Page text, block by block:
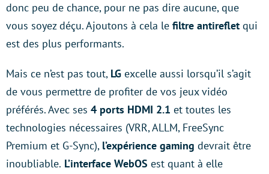
donc peu de chance, pour ne pas dire aucune, que
vous soyez déçu. Ajoutons à cela le filtre antireflet qui
est des plus performants.
Mais ce n’est pas tout, LG excelle aussi lorsqu’il s’agit
de vous permettre de profiter de vos jeux vidéo
préférés. Avec ses 4 ports HDMI 2.1 et toutes les
technologies nécessaires (VRR, ALLM, FreeSync
Premium et G-Sync), l’expérience gaming devrait être
inoubliable. L’interface WebOS est quant à elle